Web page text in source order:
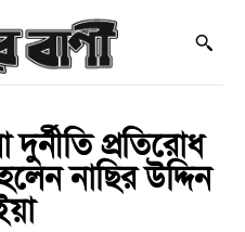
প্রতিরোধ
নাছির উদ্দিন